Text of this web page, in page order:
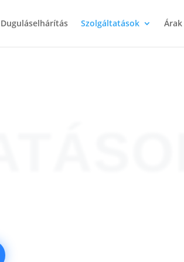
Duguláselhárítás Szolgáltatások Árak